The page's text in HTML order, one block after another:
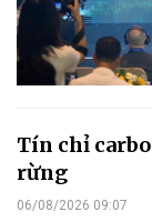
Tín chỉ
rừng
06/08/2026 09:07